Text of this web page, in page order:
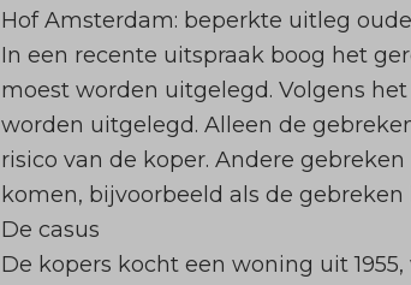
Hof Amsterdam: beperkte uitleg
In een recente uitspraak boog het
moest worden uitgelegd. Volgens
worden uitgelegd. Alleen de
risico van de koper. Andere
komen, bijvoorbeeld als de
De casus
De kopers kocht een woning uit